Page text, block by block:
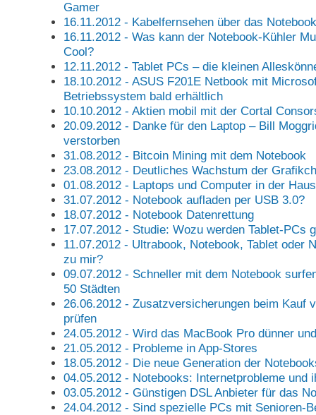
Gamer
16.11.2012 - Kabelfernsehen über das Notebook
16.11.2012 - Was kann der Notebook-Kühler
Cool?
12.11.2012 - Tablet PCs – die kleinen
18.10.2012 - ASUS F201E Netbook mit
Betriebssystem bald erhältlich
10.10.2012 - Aktien mobil mit der Cortal
20.09.2012 - Danke für den Laptop – Bill
verstorben
31.08.2012 - Bitcoin Mining mit dem Notebook
23.08.2012 - Deutliches Wachstum der
01.08.2012 - Laptops und Computer in der
31.07.2012 - Notebook aufladen per USB 3.0?
18.07.2012 - Notebook Datenrettung
17.07.2012 - Studie: Wozu werden Tablet-PCs
11.07.2012 - Ultrabook, Notebook, Tablet oder
zu mir?
09.07.2012 - Schneller mit dem Notebook
50 Städten
26.06.2012 - Zusatzversicherungen beim Kauf
prüfen
24.05.2012 - Wird das MacBook Pro dünner
21.05.2012 - Probleme in App-Stores
18.05.2012 - Die neue Generation der
04.05.2012 - Notebooks: Internetprobleme und
03.05.2012 - Günstigen DSL Anbieter für das
24.04.2012 - Sind spezielle PCs mit Senioren-